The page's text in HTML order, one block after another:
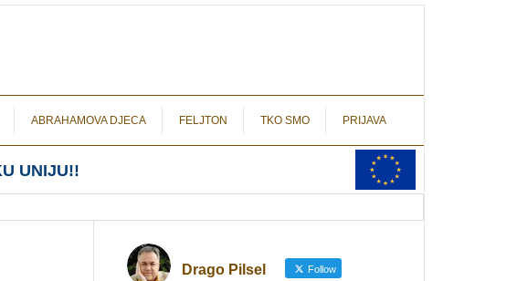
ABRAHAMOVA DJECA FELJTON TKO SMO PRIJAVA
UNIJU!!
Drago Pilsel Follow